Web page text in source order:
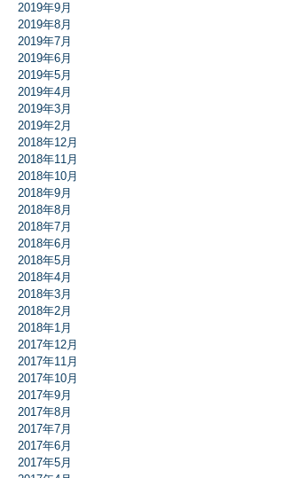
2019年9月
2019年8月
2019年7月
2019年6月
2019年5月
2019年4月
2019年3月
2019年2月
2018年12月
2018年11月
2018年10月
2018年9月
2018年8月
2018年7月
2018年6月
2018年5月
2018年4月
2018年3月
2018年2月
2018年1月
2017年12月
2017年11月
2017年10月
2017年9月
2017年8月
2017年7月
2017年6月
2017年5月